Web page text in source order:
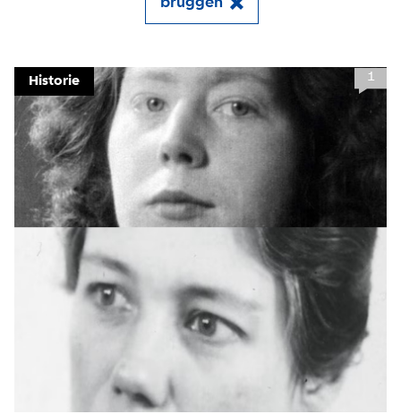
Meld je aan voor onze
update
Blijf moeiteloos op de hoogte van al het
reilen en zeilen rond de bruggen en
kademuren in Amsterdam. Meld je aan voor
onze updates en je mist geen verhaal!
E-mailadres
Hoe vaak wil je van ons horen:
Historie 1